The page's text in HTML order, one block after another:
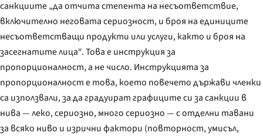
санкциите „да отчита степента на несъответствие,
включително неговата сериозност, и броя на единиците
несъответстващи продукти или услуги, както и броя на
засегнатите лица“. Това е инструкция за
пропорционалност, а не число. Инструкцията за
пропорционалност е това, което повечето държави членки
са използвали, за да градуират графиците си за санкции в
нива — леко, сериозно, много сериозно — с отделни тавани
за всяко ниво и изрични фактори (повторност, умисъл,